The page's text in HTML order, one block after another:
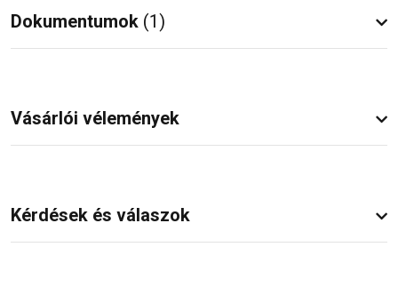
Dokumentumok (1)
Vásárlói vélemények
Kérdések és válaszok